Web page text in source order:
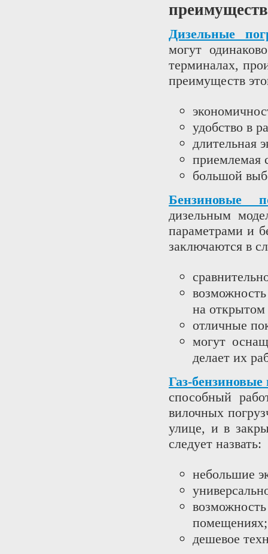
Дизельные
могут
терминалах,
преимуществ
удобство в
длительная
приемлемая
большой
Бензиновые
дизельным
параметрами и
заключаются в
на открытом
отличные
могут
делает их
Газ-бензиновые
способный
вилочных
улице, и в
следует назвать:
небольшие
помещениях;
дешевое